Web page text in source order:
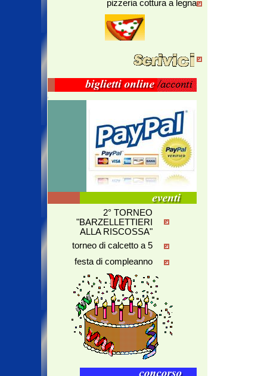
pizzeria cottura a legna
2° TORNEO
"BARZELLETTIERI
ALLA RISCOSSA"
torneo di calcetto a 5
festa di compleanno